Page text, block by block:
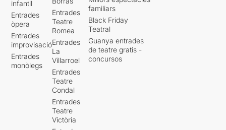
infantil
Entrades
òpera
Entrades
improvisació
Entrades
monòlegs
Entrades
Teatre
Romea
Entrades
La
Villarroel
Entrades
Teatre
Condal
Entrades
Teatre
Victòria
familiars
Black Friday
Teatral
Guanya entrades
de teatre gratis -
concursos